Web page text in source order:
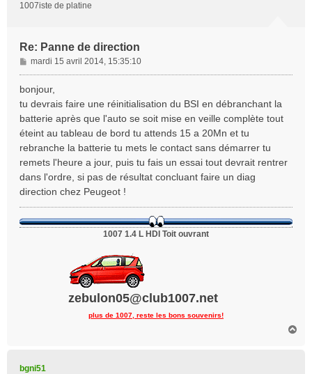
1007iste de platine
Re: Panne de direction
M
e
s
g
e
mardi 15 avril 2014, 15:35:10
bonjour,
tu devrais faire une réinitialisation du BSI en débranchant la
batterie après que l'auto se soit mise en veille complète tout
éteint au tableau de bord tu attends 15 a 20Mn et tu
rebranche la batterie tu mets le contact sans démarrer tu
remets l'heure a jour, puis tu fais un essai tout devrait rentrer
dans l'ordre, si pas de résultat concluant faire un diag
direction chez Peugeot !
1007 1.4 L HDI Toit ouvrant
zebulon05@club1007.net
plus de 1007, reste les bons souvenirs!
bgni51